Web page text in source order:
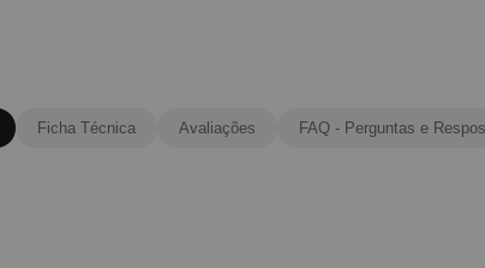
Ficha Técnica Avaliações FAQ - Perguntas e